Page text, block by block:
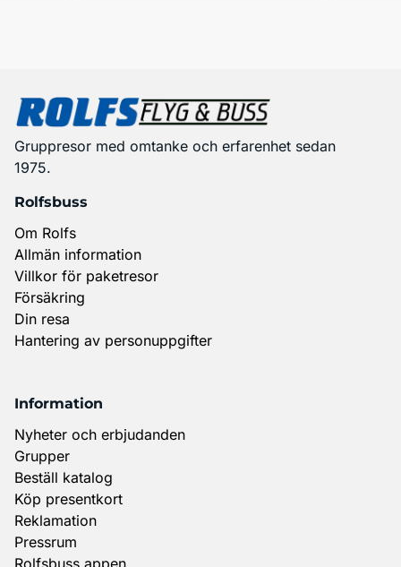
Gruppresor med omtanke och erfarenhet sedan
1975.
Rolfsbuss
Om Rolfs
Allmän information
Villkor för paketresor
Försäkring
Din resa
Hantering av personuppgifter
Information
Nyheter och erbjudanden
Grupper
Beställ katalog
Köp presentkort
Reklamation
Pressrum
Rolfsbuss appen